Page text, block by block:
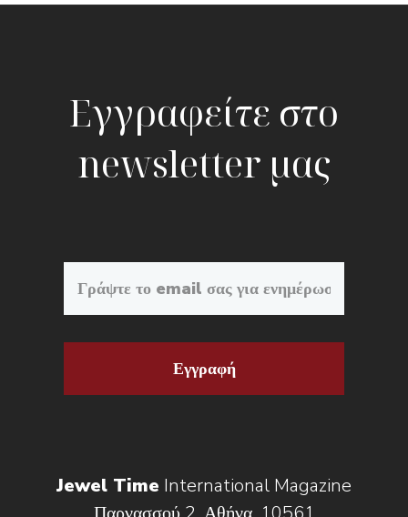
Εγγραφείτε στο
newsletter μας
Εγγραφή
Jewel Time International Magazine